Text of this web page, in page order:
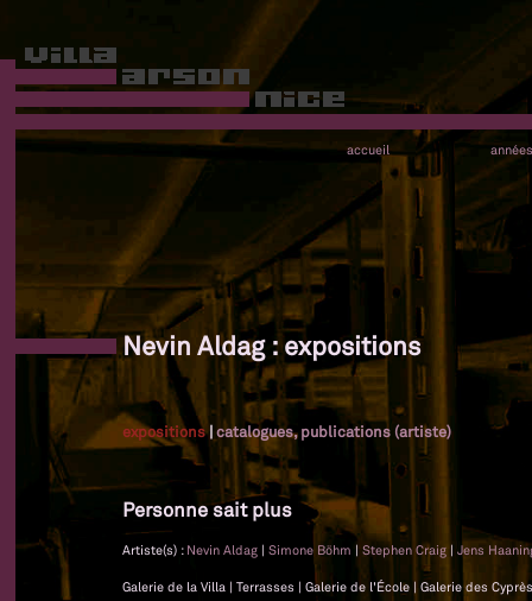
accueil années
Nevin Aldag : expositions
expositions|catalogues, publications (artiste)
Personne sait plus
Artiste(s) : Nevin Aldag | Simone Böhm | Stephen Craig | Jens
Galerie de la Villa | Terrasses | Galerie de l'École | Galerie des